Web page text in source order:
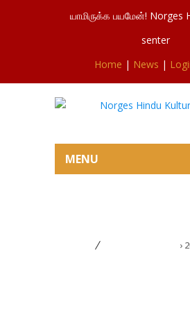
யாமிருக்க பயமேன்! Norges
senter
Home | News |
MENU
›